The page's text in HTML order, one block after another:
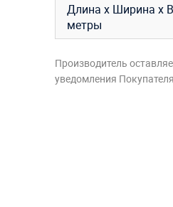
Длина х Ширина х
метры
Производитель
уведомления